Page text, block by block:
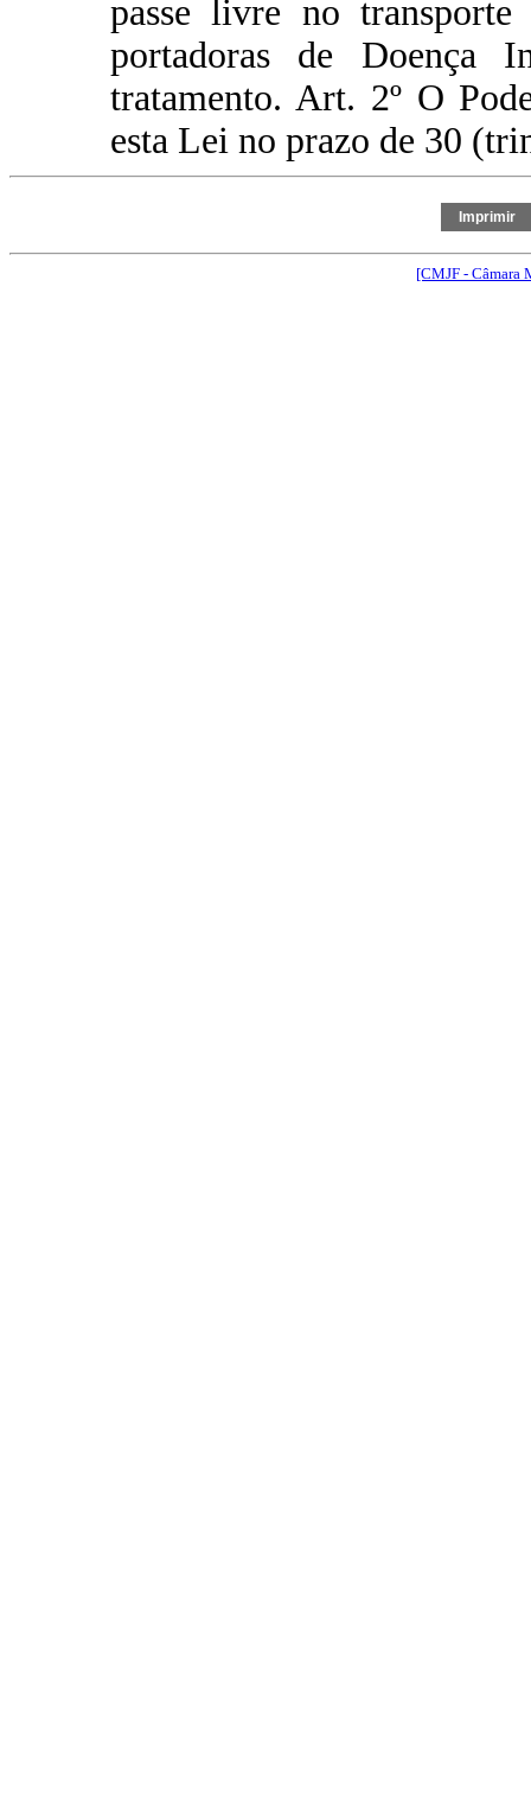
passe livre no transporte
portadoras de Doença
tratamento. Art. 2º O
esta Lei no prazo de 30
[CMJF - Câmara